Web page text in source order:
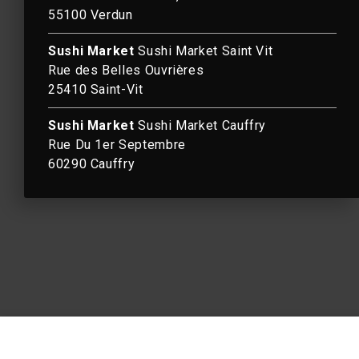
55100 Verdun
Sushi Market Sushi Market Saint Vit
Rue des Belles Ouvrières
25410 Saint-Vit
Sushi Market Sushi Market Cauffry
Rue Du 1er Septembre
60290 Cauffry